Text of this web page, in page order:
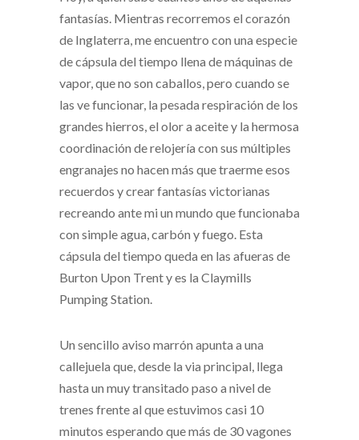
fantasías. Mientras recorremos el corazón
de Inglaterra, me encuentro con una especie
de cápsula del tiempo llena de máquinas de
vapor, que no son caballos, pero cuando se
las ve funcionar, la pesada respiración de los
grandes hierros, el olor a aceite y la hermosa
coordinación de relojería con sus múltiples
engranajes no hacen más que traerme esos
recuerdos y crear fantasías victorianas
recreando ante mi un mundo que funcionaba
con simple agua, carbón y fuego. Esta
cápsula del tiempo queda en las afueras de
Burton Upon Trent y es la Claymills
Pumping Station.
Un sencillo aviso marrón apunta a una
callejuela que, desde la via principal, llega
hasta un muy transitado paso a nivel de
trenes frente al que estuvimos casi 10
minutos esperando que más de 30 vagones